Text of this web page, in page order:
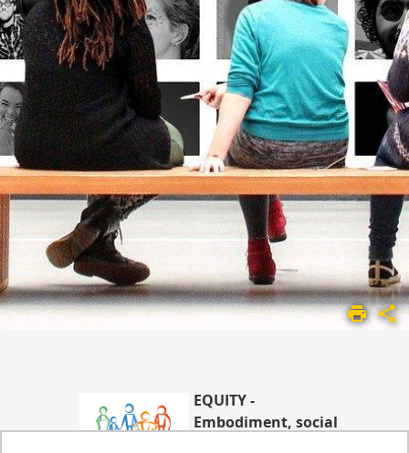
ACCUEIL
EQUIPE
EQUITY -
Embodiment, social